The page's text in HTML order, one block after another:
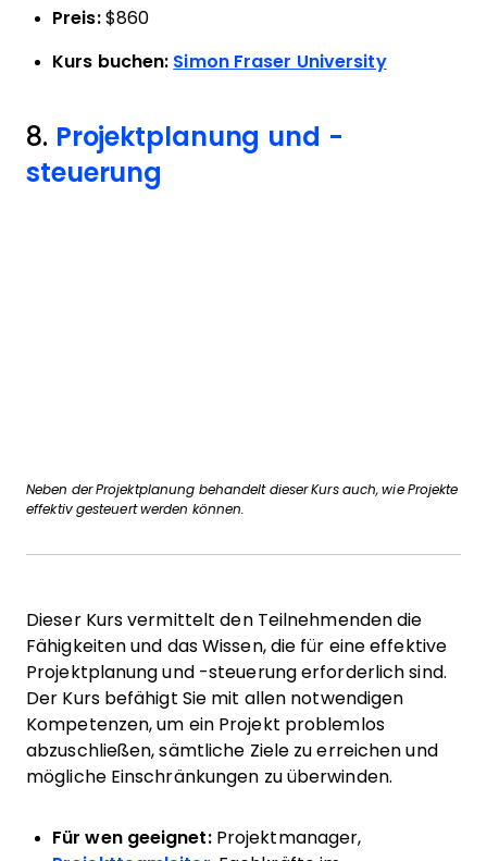
Preis:$860
Kurs buchen: Simon Fraser University
8. Projektplanung und -
steuerung
Neben der Projektplanung behandelt dieser Kurs auch, wie Projekte
effektiv gesteuert werden können.
Dieser Kurs vermittelt den Teilnehmenden die
Fähigkeiten und das Wissen, die für eine effektive
Projektplanung und -steuerung erforderlich sind.
Der Kurs befähigt Sie mit allen notwendigen
Kompetenzen, um ein Projekt problemlos
abzuschließen, sämtliche Ziele zu erreichen und
mögliche Einschränkungen zu überwinden.
Für wen geeignet:Projektmanager,